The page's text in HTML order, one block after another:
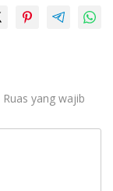
Ruas yang wajib